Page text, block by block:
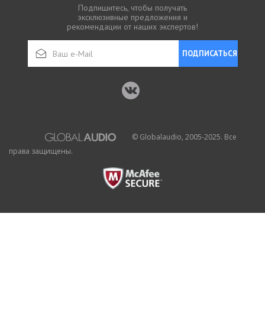
Подпишитесь, чтобы получать
эксклюзивные предложения и
рекомендации от наших экспертов!
ПОДПИСАТЬСЯ
© Globalaudio, 2005-2025. Все
права защищены.